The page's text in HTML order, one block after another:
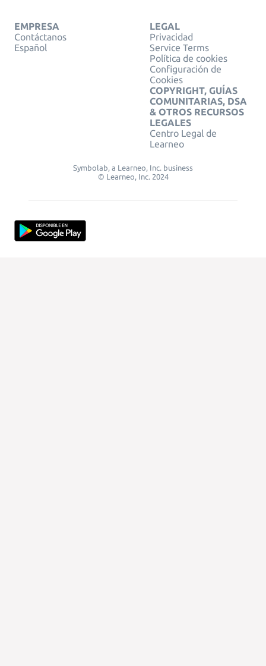
EMPRESA
Contáctanos
Español
LEGAL
Privacidad
Service Terms
Política de cookies
Configuración de
Cookies
COPYRIGHT, GUÍAS
COMUNITARIAS, DSA
& OTROS RECURSOS
LEGALES
Centro Legal de
Learneo
Symbolab, a Learneo, Inc. business
© Learneo, Inc. 2024